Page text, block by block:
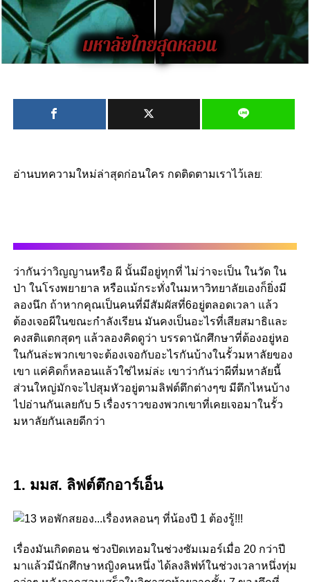
อ่านบทความใหม่ล่าสุดก่อนใคร กดติดตามเราไว้เลย:
ว่ากันว่าวิญญานหรือ ผี นั้นมีอยู่ทุกที่ ไม่ว่าจะเป็น ในวัด ใน
ป่า ในโรงพยายาล หรือแม้กระทั่งในมหาวิทยาลัยเองก็ยิ่งมี
ลองนึก ถ้าหากคุณเป็นคนที่มีสัมผัสที่6อยู่ตลอดเวลา แล้ว
ต้องเจอผีในขณะกำลังเรียน มันคงเป็นอะไรที่เสียสมาธิและ
คงสติแตกสุดๆ แล้วลองคิดดูว่า บรรดานักศึกษาที่ต้องอยู่หอ
ในกันล่ะพวกเขาจะต้องเจอกับอะไรกันบ้างในรั้วมหาลัยของ
เขา แค่คิดก็หลอนแล้วใช่ไหม่ล่ะ เขาว่ากันว่าผีที่มหาลัยนี้
ส่วนใหญ่มักจะไปสุมหัวอยู่ตามลิฟต์ตึกต่างๆฃ มีตึกไหนบ้าง
ไปอ่านกันเลยกับ 5 เรื่องราวของพวกเขาที่เคยเจอมาในรั้ว
มหาลัยกันเลยดีกว่า
1. มมส. ลิฟต์ตึกอาร์เอ็น
เรื่องมันเกิดตอน ช่วงปิดเทอมในช่วงซัมเมอร์เมื่อ 20 กว่าปี
มาแล้วมีนักศึกษาหญิงคนหนึ่ง ได้ลงลิฟท์ในช่วงเวลาหนึ่งทุ่ม